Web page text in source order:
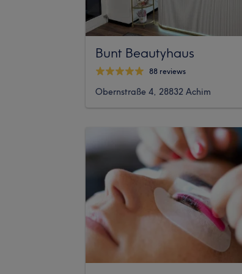
Bunt Beautyhaus
88 reviews
Obernstraße 4, 28832 Achim